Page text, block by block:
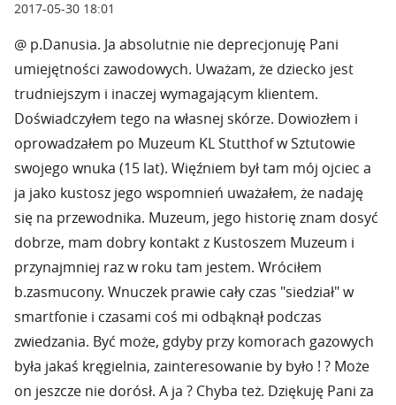
2017-05-30 18:01
@ p.Danusia. Ja absolutnie nie deprecjonuję Pani
umiejętności zawodowych. Uważam, że dziecko jest
trudniejszym i inaczej wymagającym klientem.
Doświadczyłem tego na własnej skórze. Dowiozłem i
oprowadzałem po Muzeum KL Stutthof w Sztutowie
swojego wnuka (15 lat). Więźniem był tam mój ojciec a
ja jako kustosz jego wspomnień uważałem, że nadaję
się na przewodnika. Muzeum, jego historię znam dosyć
dobrze, mam dobry kontakt z Kustoszem Muzeum i
przynajmniej raz w roku tam jestem. Wróciłem
b.zasmucony. Wnuczek prawie cały czas "siedział" w
smartfonie i czasami coś mi odbąknął podczas
zwiedzania. Być może, gdyby przy komorach gazowych
była jakaś kręgielnia, zainteresowanie by było ! ? Może
on jeszcze nie dorósł. A ja ? Chyba też. Dziękuję Pani za